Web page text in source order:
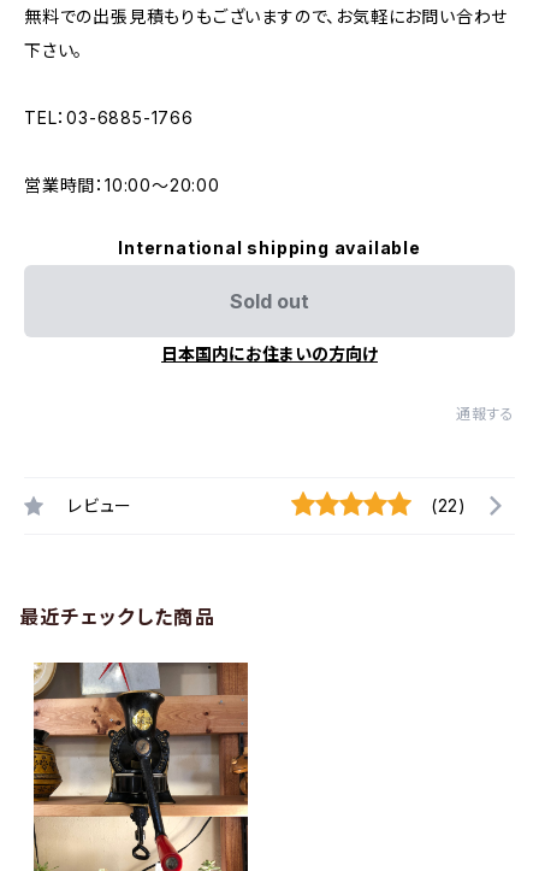
無料での出張見積もりもございますので、お気軽にお問い合わせ
下さい。
TEL：03-6885-1766
営業時間：10:00〜20:00
International shipping available
Sold out
日本国内にお住まいの方向け
通報する
レビュー (22)
最近チェックした商品